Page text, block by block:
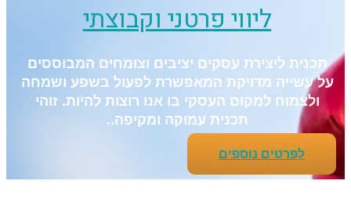
ליווי פרטני וקבוצתי
תכנית ליצירת עסקים יציבים וצומחים המבוססים
על עשייה מדויקת המאפשרת לפעול בשפע ושמחה
ולצמוח למקום העסקי בו אנו רוצות להיות. זוהי
תכנית עמוקה ומקיפה..
לפרטים נוספים